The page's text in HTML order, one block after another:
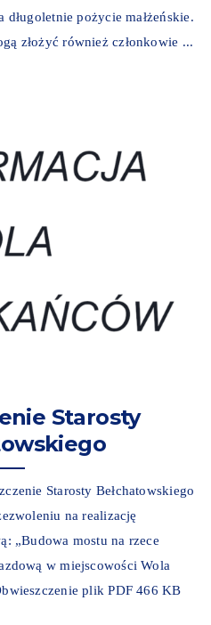
długoletnie pożycie małżeńskie.
złożyć również członkowie ...
Starosty
Starosty Bełchatowskiego
na realizację
„Budowa mostu na rzece
w miejscowości Wola
plik PDF 466 KB